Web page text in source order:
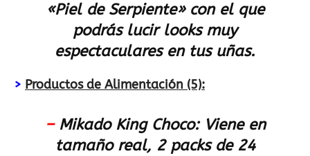
«Piel de Serpiente» con el que
podrás lucir looks muy
espectaculares en tus uñas.
> Productos de Alimentación (5):
– Mikado King Choco:Viene en
tamaño real, 2 packs de 24